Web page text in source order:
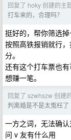
回复了 hoky 创建的主
打车来的，合理吗？
挺好的，帮你筛选
按照高铁报销就行
分。
还有这个打车票也
想赚一笔。
回复了 szwhszw 创建
判离婚是不是太冤枉了
一方之词，无法确
问 v 友有什么用